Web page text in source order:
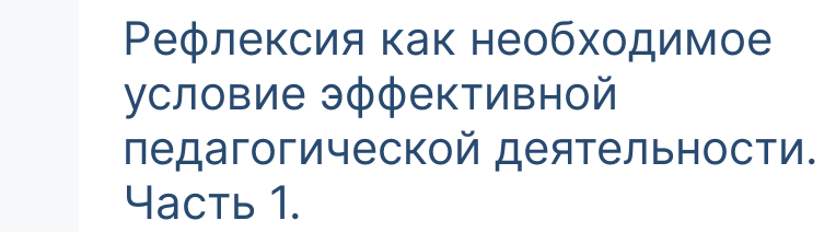
Рефлексия как необходимое
условие эффективной
педагогической деятельности.
Часть 1.